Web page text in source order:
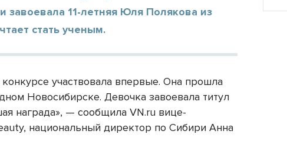
завоевала 11-летняя Юля Полякова из
стать ученым.
участвовала впервые. Она прошла
Новосибирске. Девочка завоевала титул
награда», — сообщила VN.ru вице-
национальный директор по Сибири Анна